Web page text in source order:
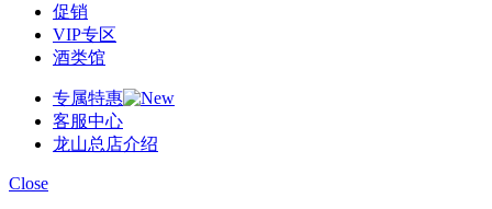
促销
VIP专区
酒类馆
专属特惠
客服中心
龙山总店介绍
Close